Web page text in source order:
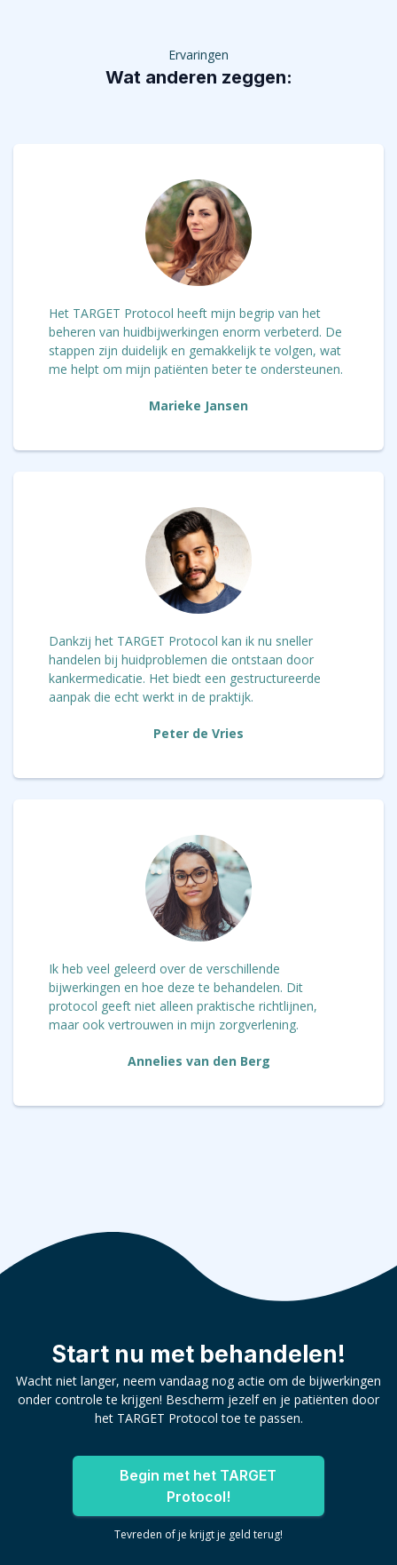
Ervaringen
Wat anderen zeggen:
Het TARGET Protocol heeft mijn begrip van het
beheren van huidbijwerkingen enorm verbeterd. De
stappen zijn duidelijk en gemakkelijk te volgen, wat
me helpt om mijn patiënten beter te ondersteunen.
Marieke Jansen
Dankzij het TARGET Protocol kan ik nu sneller
handelen bij huidproblemen die ontstaan door
kankermedicatie. Het biedt een gestructureerde
aanpak die echt werkt in de praktijk.
Peter de Vries
Ik heb veel geleerd over de verschillende
bijwerkingen en hoe deze te behandelen. Dit
protocol geeft niet alleen praktische richtlijnen,
maar ook vertrouwen in mijn zorgverlening.
Annelies van den Berg
Start nu met behandelen!
Wacht niet langer, neem vandaag nog actie om de bijwerkingen
onder controle te krijgen! Bescherm jezelf en je patiënten door
het TARGET Protocol toe te passen.
Begin met het TARGET
Protocol!
Tevreden of je krijgt je geld terug!